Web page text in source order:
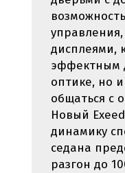
дисплеями,
эффектным
оптике, но
общаться с
Новый
динамику
седана
разгон до